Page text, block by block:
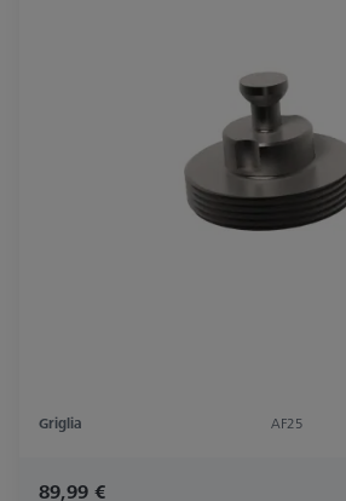
Griglia AF25
89,99 €